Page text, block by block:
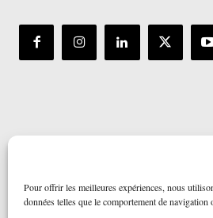
Pour offrir les meilleures expériences, nous
données telles que le comportement de